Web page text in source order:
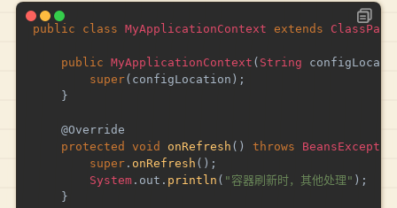
public class MyApplicationContext extends
public MyApplicationContext ( String
super( configLocation ) ;
}
@Override
protected
void onRefresh ( ) throws
super . onRefresh ( ) ;
System . out . println ( "容器刷新时，其他处理" ) ;
}